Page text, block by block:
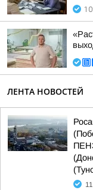
ЛЕНТА НОВОСТЕЙ